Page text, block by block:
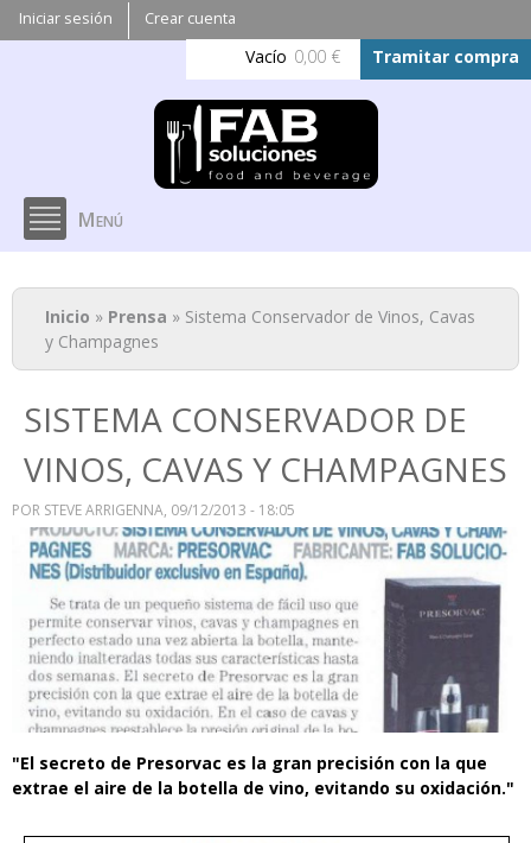
Pasar al
contenido
principal
Iniciar sesión Crear cuenta
Vacío 0,00 € Tramitar compra
Menú
Se encuentra usted aquí
Inicio » Prensa » Sistema Conservador de Vinos, Cavas
y Champagnes
SISTEMA CONSERVADOR DE
VINOS, CAVAS Y CHAMPAGNES
POR STEVE ARRIGENNA, 09/12/2013 - 18:05
"El secreto de Presorvac es la gran precisión con la que
extrae el aire de la botella de vino, evitando su oxidación."